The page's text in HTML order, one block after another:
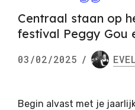
Centraal staan op
festival Peggy Gou
03/02/2025 /
Begin alvast met je